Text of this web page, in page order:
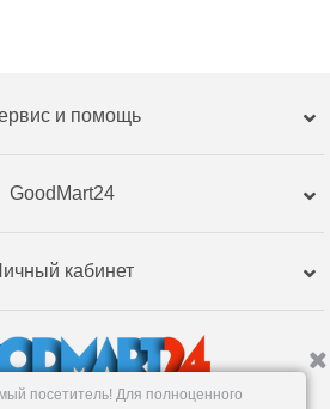
и помощь
GoodMart24
кабинет
посетитель! Для полноценного